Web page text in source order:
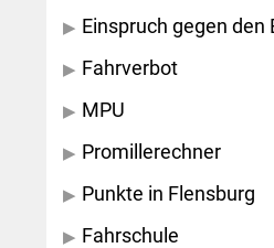
Einspruch gegen den
Fahrverbot
MPU
Promillerechner
Punkte in Flensburg
Fahrschule